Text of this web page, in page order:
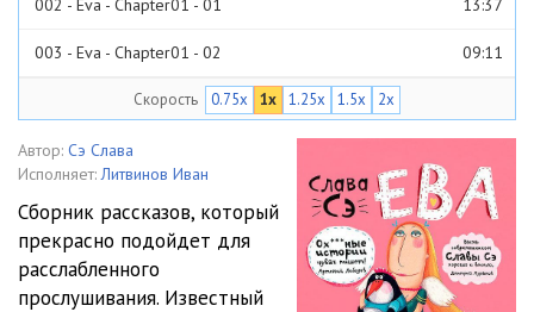
002 - Eva - Chapter01 - 01 13:37
003 - Eva - Chapter01 - 02 09:11
004 - Eva - Chapter02 - 00
005 - Eva - Chapter02 - 01
01:19
007 - Eva - Chapter02 - 03 10:24
008 - Eva - Chapter03 - 00 12:38
Скорость 0.75x 1x 1.25x 1.5x 2x
Автор: Сэ Слава
Исполняет: Литвинов Иван
Сборник рассказов, который
прекрасно подойдет для
расслабленного
прослушивания. Известный